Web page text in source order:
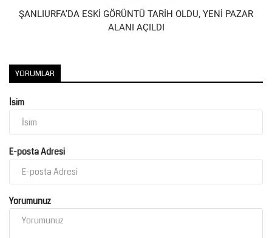
ŞANLIURFA’DA ESKİ GÖRÜNTÜ TARİH OLDU, YENİ PAZAR
ALANI AÇILDI
YORUMLAR
İsim
E-posta Adresi
Yorumunuz